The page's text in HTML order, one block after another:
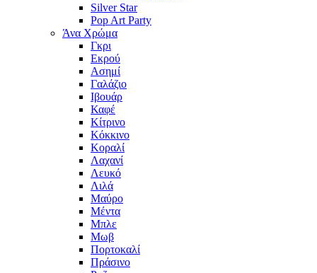
Silver Star
Pop Art Party
Άνα Χρώμα
Γκρι
Εκρού
Ασημί
Γαλάζιο
Ιβουάρ
Καφέ
Κίτρινο
Κόκκινο
Κοραλί
Λαχανί
Λευκό
Λιλά
Μαύρο
Μέντα
Μπλε
Μωβ
Πορτοκαλί
Πράσινο